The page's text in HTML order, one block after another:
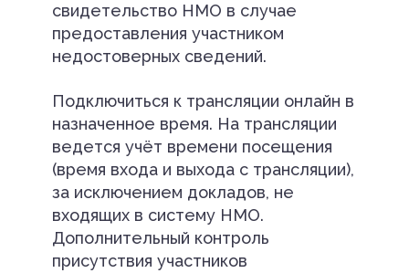
свидетельство НМО в случае
предоставления участником
недостоверных сведений.
Подключиться к трансляции онлайн в
назначенное время. На трансляции
ведется учёт времени посещения
(время входа и выхода с трансляции),
за исключением докладов, не
входящих в систему НМО.
Дополнительный контроль
присутствия участников